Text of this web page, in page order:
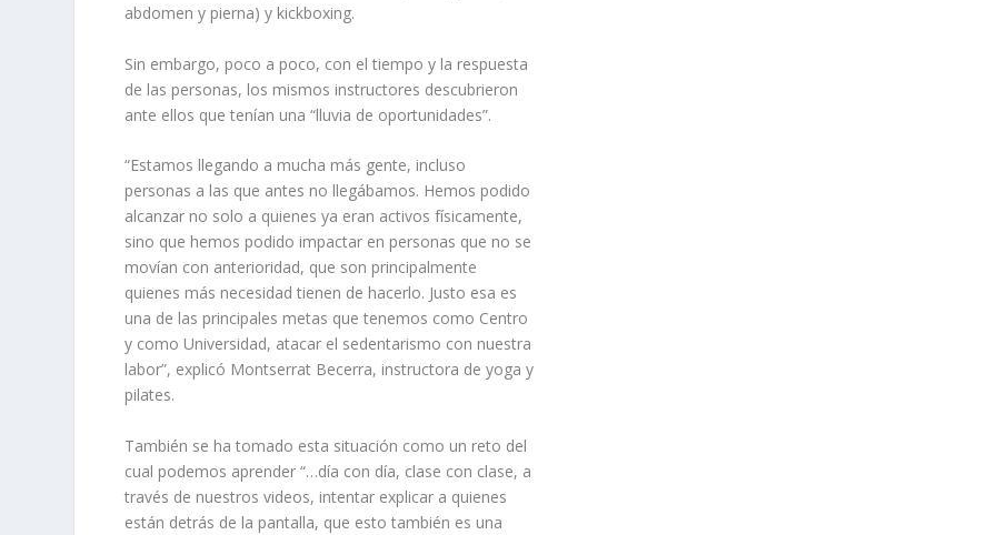
abdomen y pierna) y kickboxing.
Sin embargo, poco a poco, con el tiempo y la respuesta
de las personas, los mismos instructores descubrieron
ante ellos que tenían una “lluvia de oportunidades”.
“Estamos llegando a mucha más gente, incluso
personas a las que antes no llegábamos. Hemos podido
alcanzar no solo a quienes ya eran activos físicamente,
sino que hemos podido impactar en personas que no se
movían con anterioridad, que son principalmente
quienes más necesidad tienen de hacerlo. Justo esa es
una de las principales metas que tenemos como Centro
y como Universidad, atacar el sedentarismo con nuestra
labor”, explicó Montserrat Becerra, instructora de yoga y
pilates.
También se ha tomado esta situación como un reto del
cual podemos aprender “…día con día, clase con clase, a
través de nuestros videos, intentar explicar a quienes
están detrás de la pantalla, que esto también es una